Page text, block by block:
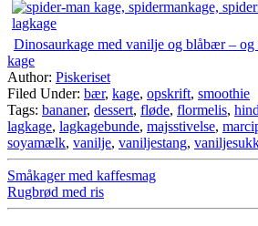
Dinosaurkage med vanilje og blåbær – og
kage
Author: Piskeriset
Filed Under: bær, kage, opskrift, smoothie
Tags: bananer, dessert, fløde, flormelis,
lagkage, lagkagebunde, majsstivelse,
soyamælk, vanilje, vaniljestang,
Småkager med kaffesmag
Rugbrød med ris